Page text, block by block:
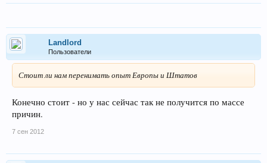
Landlord
Пользователи
Стоит ли нам перенимать опыт Европы и Штатов
Конечно стоит - но у нас сейчас так не получится по массе
причин.
7 сен 2012